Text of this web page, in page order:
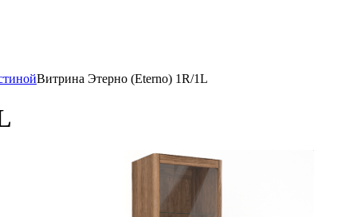
Витрина Этерно (Eterno) 1R/1L